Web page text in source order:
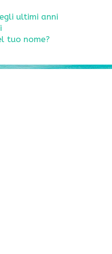
ultimi anni
tuo nome?